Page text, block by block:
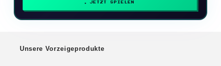
JETZT SPIELEN
Unsere Vorzeigeprodukte